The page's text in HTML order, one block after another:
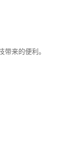
来的便利。